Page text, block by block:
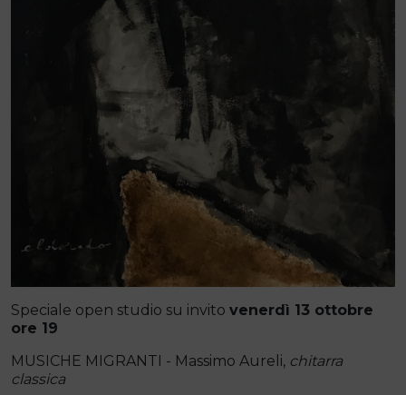
Speciale open studio su invito venerdì 13 ottobre
ore 19
MUSICHE MIGRANTI - Massimo Aureli, chitarra
classica